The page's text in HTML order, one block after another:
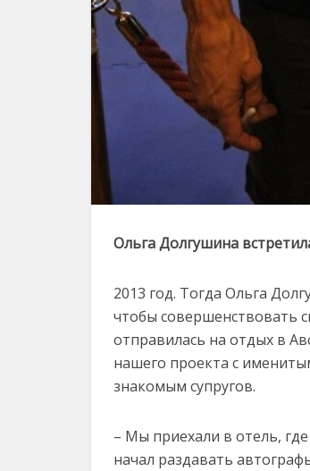
Ольга Долгушина
2013 год. Тогда Ольга
чтобы совершенствовать
отправилась на отдых в
нашего проекта с
знакомым супругов.
– Мы приехали в отель,
начал раздавать